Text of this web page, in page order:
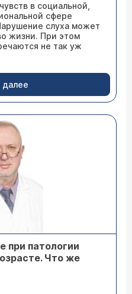
в социальной,
сфере
слуха может
жизни. При этом
не так уж
далее
при патологии
Что же